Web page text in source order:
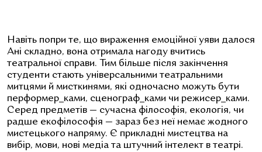
Навіть попри те, що вираження емоційної уяви далося
Ані складно, вона отримала нагоду вчитись
театральної справи. Тим більше після закінчення
студенти стають універсальними театральними
митцями й мисткинями, які одночасно можуть бути
перформер_ками, сценограф_ками чи режисер_ками.
Серед предметів — сучасна філософія, екологія, чи
радше екофілософія — зараз без неї немає жодного
мистецького напряму. Є прикладні мистецтва на
вибір, мови, нові медіа та штучний інтелект в театрі.